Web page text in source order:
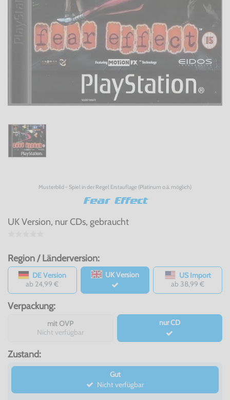
Musterbild - Spiel in der Regel Erstauflage (Platinum o.ä. möglich)
Fear Effect
UK Version, nur CDs, gebraucht
Region / Länderversion:
DE Version
ab 24,99 €
UK Version
US Import
ab 38,99 €
Verpackung:
mit OVP
Nicht verfügbar
nur CD
Zustand:
Gut
Nicht verfügbar